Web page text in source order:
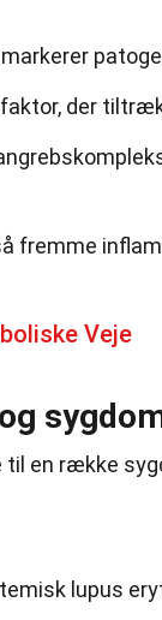
der
fremme
Veje
til en række
lupus